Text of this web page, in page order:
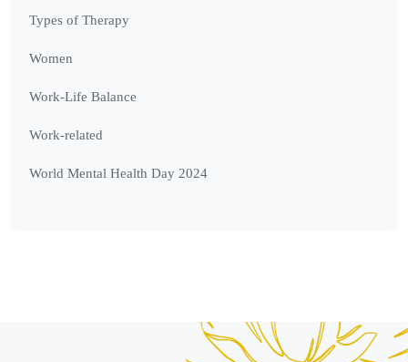
Types of Therapy
Women
Work-Life Balance
Work-related
World Mental Health Day 2024